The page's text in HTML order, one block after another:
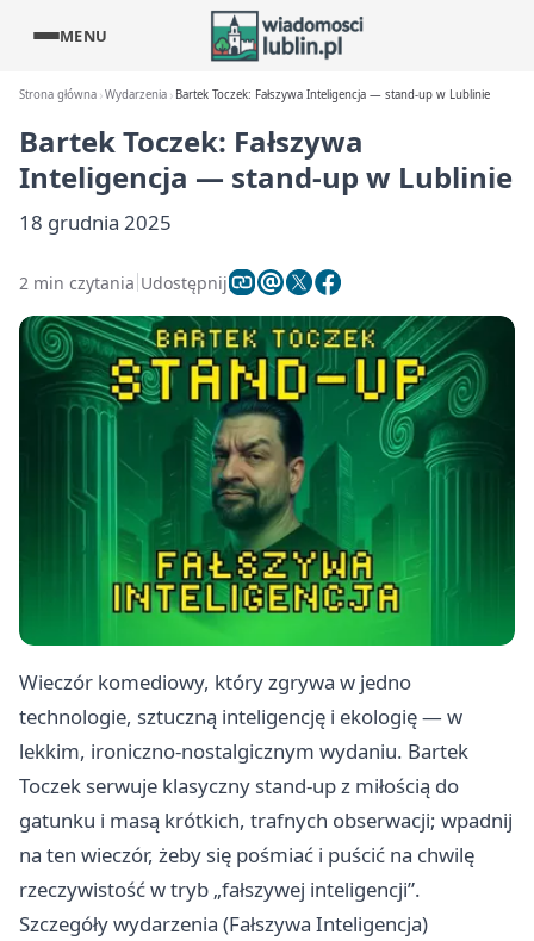
MENU
Strona główna Wydarzenia Bartek Toczek: Fałszywa Inteligencja — stand-up w Lublinie
Bartek Toczek: Fałszywa
Inteligencja — stand-up w Lublinie
18 grudnia 2025
2 min czytania Udostępnij
Wieczór komediowy, który zgrywa w jedno
technologie, sztuczną inteligencję i ekologię — w
lekkim, ironiczno-nostalgicznym wydaniu. Bartek
Toczek serwuje klasyczny stand-up z miłością do
gatunku i masą krótkich, trafnych obserwacji; wpadnij
na ten wieczór, żeby się pośmiać i puścić na chwilę
rzeczywistość w tryb „fałszywej inteligencji”.
Szczegóły wydarzenia (Fałszywa Inteligencja)